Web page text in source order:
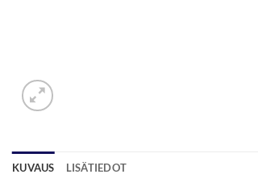
KUVAUS LISÄTIEDOT